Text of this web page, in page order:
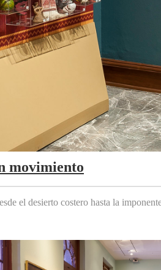
movimiento
el desierto costero hasta la